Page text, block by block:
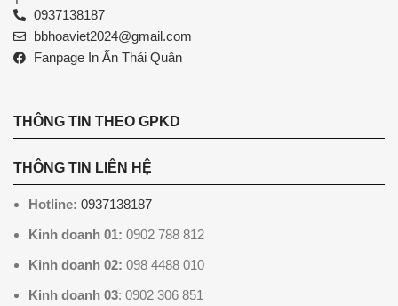
0937138187
bbhoaviet2024@gmail.com
Fanpage In Ấn Thái Quân
THÔNG TIN THEO GPKD
THÔNG TIN LIÊN HỆ
Hotline: 0937138187
Kinh doanh 01: 0902 788 812
Kinh doanh 02: 098 4488 010
Kinh doanh 03: 0902 306 851